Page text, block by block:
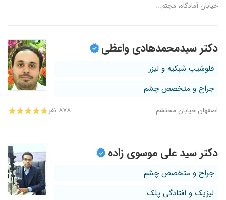
خیابان آمادگاه، مجتم...
دکتر سیدمحمدهادی واعظی
فلوشیپ شبکیه و لیزر
جراح و متخصص چشم
اصفهان خیابان محتشم... ۸۷۸ نفر
دکتر سید علی موسوی زاده
جراح و متخصص چشم
لیزیک و افتادگی پلک